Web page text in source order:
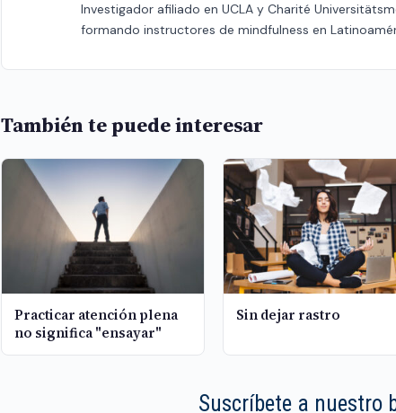
Investigador afiliado en UCLA y Charité
formando instructores de mindfulness en
También te puede interesar
Practicar atención plena
no significa "ensayar"
Sin dejar rastro
Suscríbete a nuestro